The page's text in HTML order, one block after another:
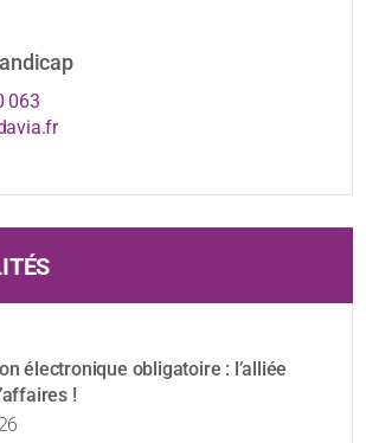
063
électronique obligatoire : l’alliée
!